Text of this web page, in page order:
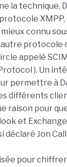
la technique,
connu
autre protocole
appelé
). Un
permettre à
différents
raison pour
et
déclaré Jon
pour chiffrer